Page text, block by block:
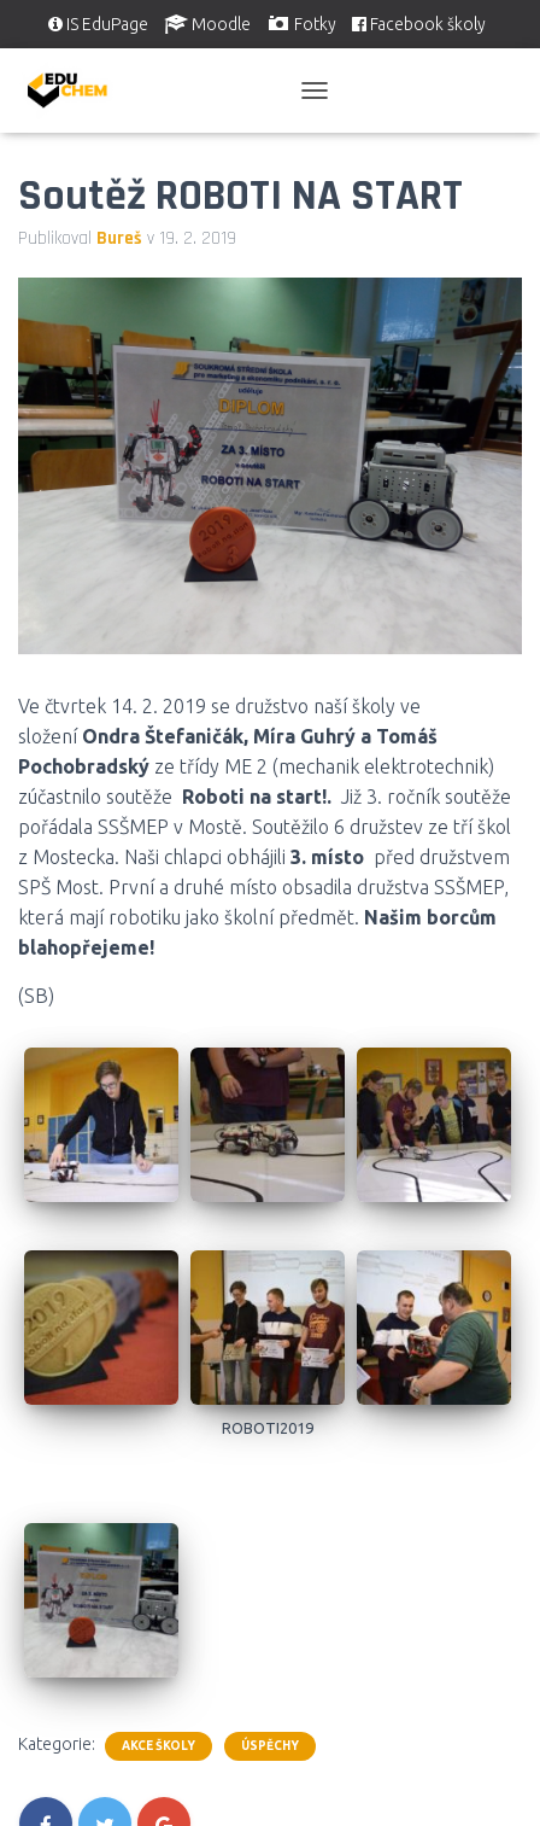
IS EduPage Moodle Fotky Facebook školy
Ř
P
N
I
G
Soutěž ROBOTI NA START
Publikoval Bureš v 19. 2. 2019
Ve čtvrtek 14. 2. 2019 se družstvo naší školy ve
složení Ondra Štefaničák, Míra Guhrý a Tomáš
Pochobradský ze třídy ME 2 (mechanik elektrotechnik)
zúčastnilo soutěže Roboti na start!. Již 3. ročník soutěže
pořádala SSŠMEP v Mostě. Soutěžilo 6 družstev ze tří škol
z Mostecka. Naši chlapci obhájili 3. místo před družstvem
SPŠ Most. První a druhé místo obsadila družstva SSŠMEP,
která mají robotiku jako školní předmět. Našim borcům
blahopřejeme!
(SB)
ROBOTI2019
Kategorie: AKCE ŠKOLY ÚSPĚCHY